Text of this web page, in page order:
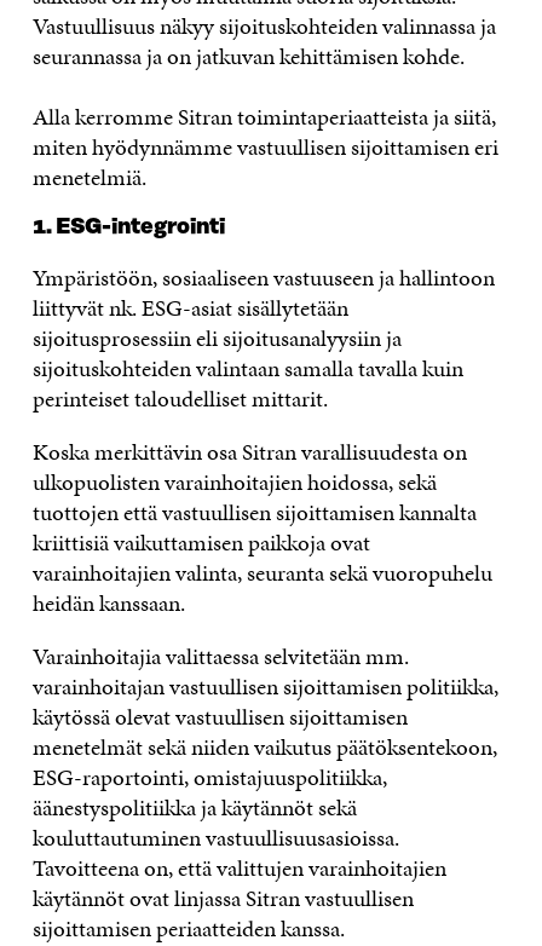
Vastuullisuus näkyy sijoituskohteiden valinnassa ja
seurannassa ja on jatkuvan kehittämisen kohde.
Alla kerromme Sitran toimintaperiaatteista ja siitä,
miten hyödynnämme vastuullisen sijoittamisen eri
menetelmiä.
1. ESG-integrointi
Ympäristöön, sosiaaliseen vastuuseen ja hallintoon
liittyvät nk. ESG-asiat sisällytetään
sijoitusprosessiin eli sijoitusanalyysiin ja
sijoituskohteiden valintaan samalla tavalla kuin
perinteiset taloudelliset mittarit.
Koska merkittävin osa Sitran varallisuudesta on
ulkopuolisten varainhoitajien hoidossa, sekä
tuottojen että vastuullisen sijoittamisen kannalta
kriittisiä vaikuttamisen paikkoja ovat
varainhoitajien valinta, seuranta sekä vuoropuhelu
heidän kanssaan.
Varainhoitajia valittaessa selvitetään mm.
varainhoitajan vastuullisen sijoittamisen politiikka,
käytössä olevat vastuullisen sijoittamisen
menetelmät sekä niiden vaikutus päätöksentekoon,
ESG-raportointi, omistajuuspolitiikka,
äänestyspolitiikka ja käytännöt sekä
kouluttautuminen vastuullisuusasioissa.
Tavoitteena on, että valittujen varainhoitajien
käytännöt ovat linjassa Sitran vastuullisen
sijoittamisen periaatteiden kanssa.